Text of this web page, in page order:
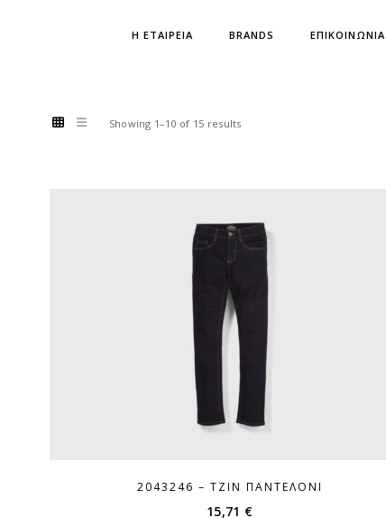
Η ΕΤΑΙΡΕΙΑ BRANDS ΕΠΙΚΟΙΝΩΝΙΑ
Showing 1–10 of 15 results
2043246 – ΤΖΙΝ ΠΑΝΤΕΛΌΝΙ
15,71 €